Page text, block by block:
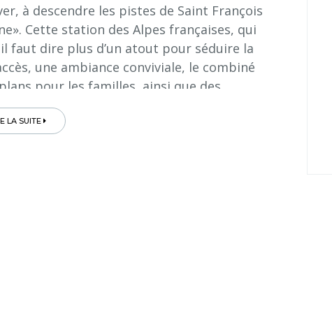
à descendre les pistes de Saint François
Cette station des Alpes françaises, qui
faut dire plus d’un atout pour séduire la
une ambiance conviviale, le combiné
pour les familles, ainsi que des...
LA SUITE